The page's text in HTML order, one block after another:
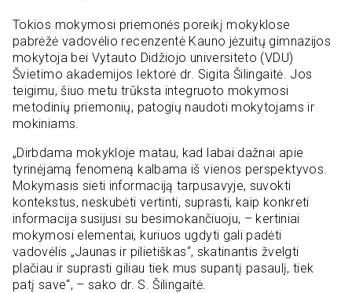
Tokios mokymosi priemonės poreikį mokyklose
pabrėžė vadovėlio recenzentė Kauno jėzuitų gimnazijos
mokytoja bei Vytauto Didžiojo universiteto (VDU)
Švietimo akademijos lektorė dr. Sigita Šilingaitė. Jos
teigimu, šiuo metu trūksta integruoto mokymosi
metodinių priemonių, patogių naudoti mokytojams ir
mokiniams.
„Dirbdama mokykloje matau, kad labai dažnai apie
tyrinėjamą fenomeną kalbama iš vienos perspektyvos.
Mokymasis sieti informaciją tarpusavyje, suvokti
kontekstus, neskubėti vertinti, suprasti, kaip konkreti
informacija susijusi su besimokančiuoju, – kertiniai
mokymosi elementai, kuriuos ugdyti gali padėti
vadovėlis „Jaunas ir pilietiškas“, skatinantis žvelgti
plačiau ir suprasti giliau tiek mus supantį pasaulį, tiek
patį save“, – sako dr. S. Šilingaitė.